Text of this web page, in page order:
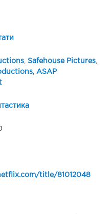
, Safehouse Pictures,
,
ASAP
title/81012048